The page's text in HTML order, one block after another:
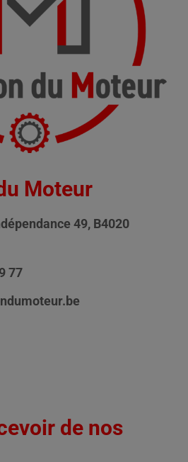
Moteur
49, B4020
77
de nos